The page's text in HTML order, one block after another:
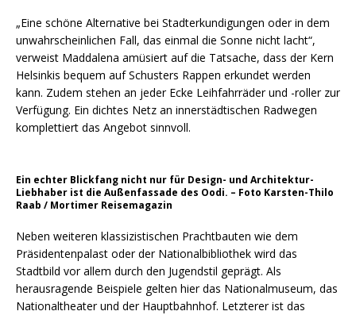
„Eine schöne Alternative bei Stadterkundigungen oder in dem
unwahrscheinlichen Fall, das einmal die Sonne nicht lacht“,
verweist Maddalena amüsiert auf die Tatsache, dass der Kern
Helsinkis bequem auf Schusters Rappen erkundet werden
kann. Zudem stehen an jeder Ecke Leihfahrräder und -roller zur
Verfügung. Ein dichtes Netz an innerstädtischen Radwegen
komplettiert das Angebot sinnvoll.
Ein echter Blickfang nicht nur für Design- und Architektur-
Liebhaber ist die Außenfassade des Oodi. – Foto Karsten-Thilo
Raab / Mortimer Reisemagazin
Neben weiteren klassizistischen Prachtbauten wie dem
Präsidentenpalast oder der Nationalbibliothek wird das
Stadtbild vor allem durch den Jugendstil geprägt. Als
herausragende Beispiele gelten hier das Nationalmuseum, das
Nationaltheater und der Hauptbahnhof. Letzterer ist das